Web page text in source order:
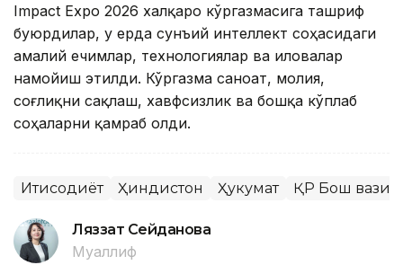
Impact Expo 2026 халқаро кўргазмасига ташриф
буюрдилар, у ерда сунъий интеллект соҳасидаги
амалий ечимлар, технологиялар ва иловалар
намойиш этилди. Кўргазма саноат, молия,
соғлиқни сақлаш, хавфсизлик ва бошқа кўплаб
соҳаларни қамраб олди.
Иқтисодиёт Ҳиндистон Ҳукумат ҚР Бош
Ляззат Сейданова
Муаллиф